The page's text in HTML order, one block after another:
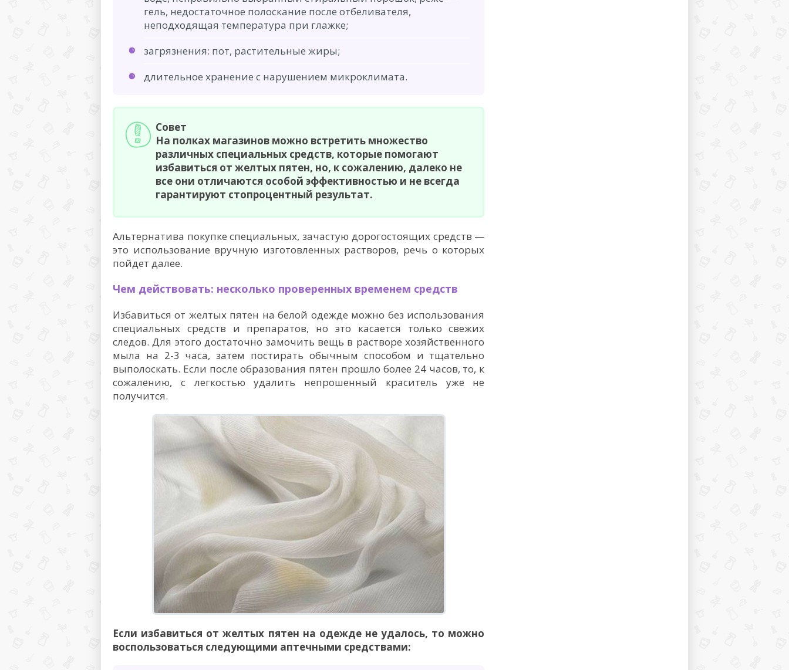
гель, недостаточное полоскание после отбеливателя,
неподходящая температура при глажке;
загрязнения: пот, растительные жиры;
длительное хранение с нарушением микроклимата.
Совет
На полках магазинов можно встретить множество
различных специальных средств, которые помогают
избавиться от желтых пятен, но, к сожалению, далеко не
все они отличаются особой эффективностью и не всегда
гарантируют стопроцентный результат.
Альтернатива покупке специальных, зачастую дорогостоящих средств —
это использование вручную изготовленных растворов, речь о которых
пойдет далее.
Чем действовать: несколько проверенных временем средств
Избавиться от желтых пятен на белой одежде можно без использования
специальных средств и препаратов, но это касается только свежих
следов. Для этого достаточно замочить вещь в растворе хозяйственного
мыла на 2-3 часа, затем постирать обычным способом и тщательно
выполоскать. Если после образования пятен прошло более 24 часов, то, к
сожалению, с легкостью удалить непрошенный краситель уже не
получится.
Если избавиться от желтых пятен на одежде не удалось, то можно
воспользоваться следующими аптечными средствами: